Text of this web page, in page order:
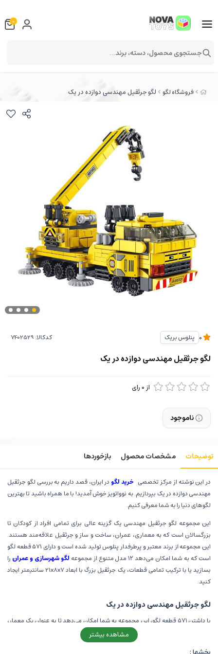
فروشگاه لگو لگو جرثقیل مهندسی دوازده در یک
پنلوس بریک کدکالا:
لگو جرثقیل مهندسی دوازده در یک
از 0 رای
ناموجود
توضیحات مشخصات محصول بازخوردها
در این نوشته از مرکز تخصصی خرید لگو در ایران، قصد داریم به بررسی لگو جرثقیل
مهندسی دوازده در یک بپردازیم. به نوواتویز خوش آمدید! با ما همراه باشید تا بهترین
لگوهای دنیا را به شما معرفی کنیم.
این مجموعه لگو جرثقیل مهندسی یک گزینه عالی برای تمامی افراد از کودکان تا
بزرگسالان است که به معماری، عمران، ساخت و ساز و جرثقیل علاقه‌مند هستند.
این مجموعه از برند معتبر و پرطرفدار پنلوس تولید شده است و دارای ۵۷۱ قطعه لگو
است که به شما امکان می‌دهد ۱۲ مدل متنوع از مجموعه
لگو شهرسازی و عمران را
بسازید یا با ترکیب تمامی قطعات، یک جرثقیل بزرگ با ابعاد 21x8x7 سانتیمتر ایجاد
کنید.
لگو جرثقیل مهندسی دوازده در یک
با داشتن ۵۷۱ قطعه لگو، این مجموعه به شما امکان می‌دهد تا به عنوان یک معمار،
مهندس یا هر کسی که به معماری و ساختمان‌ها علاقه‌مند است، مدل‌های مختلفی
را بسازید و تجربه‌ی ساخت یک جرثقیل مهندسی را داشته باشید.
مشاهده بیشتر
0
جستجوی محصول، دسته، برند...